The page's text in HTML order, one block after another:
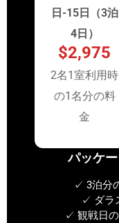
日-15日（3泊
4日）
$2,975
2名1室利用時
の1名分の料
金
パッケ
✓ 3泊分
✓ ダラ
✓ 観戦日